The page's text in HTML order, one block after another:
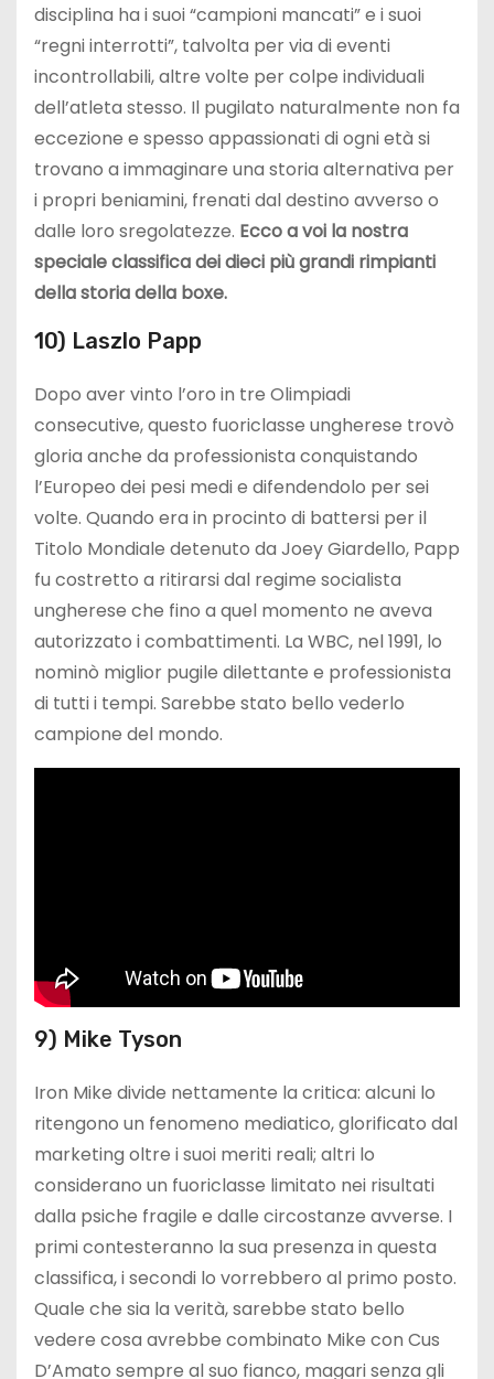
disciplina ha i suoi “campioni mancati” e i suoi
“regni interrotti”, talvolta per via di eventi
incontrollabili, altre volte per colpe individuali
dell’atleta stesso. Il pugilato naturalmente non fa
eccezione e spesso appassionati di ogni età si
trovano a immaginare una storia alternativa per
i propri beniamini, frenati dal destino avverso o
dalle loro sregolatezze. Ecco a voi la nostra
speciale classifica dei dieci più grandi rimpianti
della storia della boxe.
10) Laszlo Papp
Dopo aver vinto l’oro in tre Olimpiadi
consecutive, questo fuoriclasse ungherese trovò
gloria anche da professionista conquistando
l’Europeo dei pesi medi e difendendolo per sei
volte. Quando era in procinto di battersi per il
Titolo Mondiale detenuto da Joey Giardello, Papp
fu costretto a ritirarsi dal regime socialista
ungherese che fino a quel momento ne aveva
autorizzato i combattimenti. La WBC, nel 1991, lo
nominò miglior pugile dilettante e professionista
di tutti i tempi. Sarebbe stato bello vederlo
campione del mondo.
9) Mike Tyson
Iron Mike divide nettamente la critica: alcuni lo
ritengono un fenomeno mediatico, glorificato dal
marketing oltre i suoi meriti reali; altri lo
considerano un fuoriclasse limitato nei risultati
dalla psiche fragile e dalle circostanze avverse. I
primi contesteranno la sua presenza in questa
classifica, i secondi lo vorrebbero al primo posto.
Quale che sia la verità, sarebbe stato bello
vedere cosa avrebbe combinato Mike con Cus
D’Amato sempre al suo fianco, magari senza gli